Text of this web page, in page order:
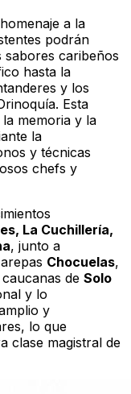
a la
podrán
caribeños
hasta la
y los
Esta
memoria y la
la
y técnicas
chefs y
La Cuchillería,
, junto a
Chocuelas,
de Solo
y lo
y
lo que
clase magistral de